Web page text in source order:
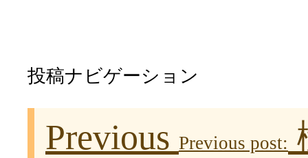
投稿ナビゲーション
Previous Previous post: